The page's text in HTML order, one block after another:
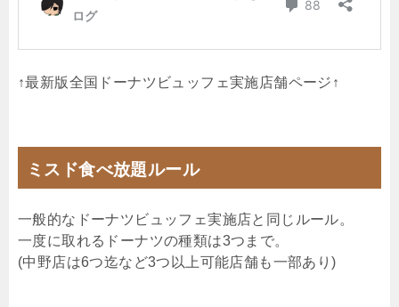
↑最新版全国ドーナツビュッフェ実施店舗ページ↑
ミスド食べ放題ルール
一般的なドーナツビュッフェ実施店と同じルール。
一度に取れるドーナツの種類は3つまで。
(中野店は6つ迄など3つ以上可能店舗も一部あり)